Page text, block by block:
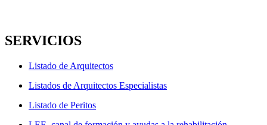
SERVICIOS
Listado de Arquitectos
Listados de Arquitectos Especialistas
Listado de Peritos